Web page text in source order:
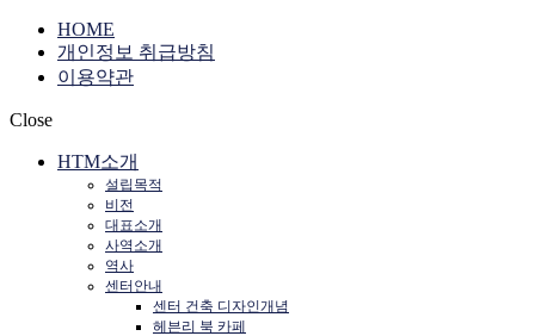
HOME
개인정보 취급방침
이용약관
Close
HTM소개
설립목적
비전
대표소개
사역소개
역사
센터안내
센터 건축 디자인개념
헤븐리 북 카페